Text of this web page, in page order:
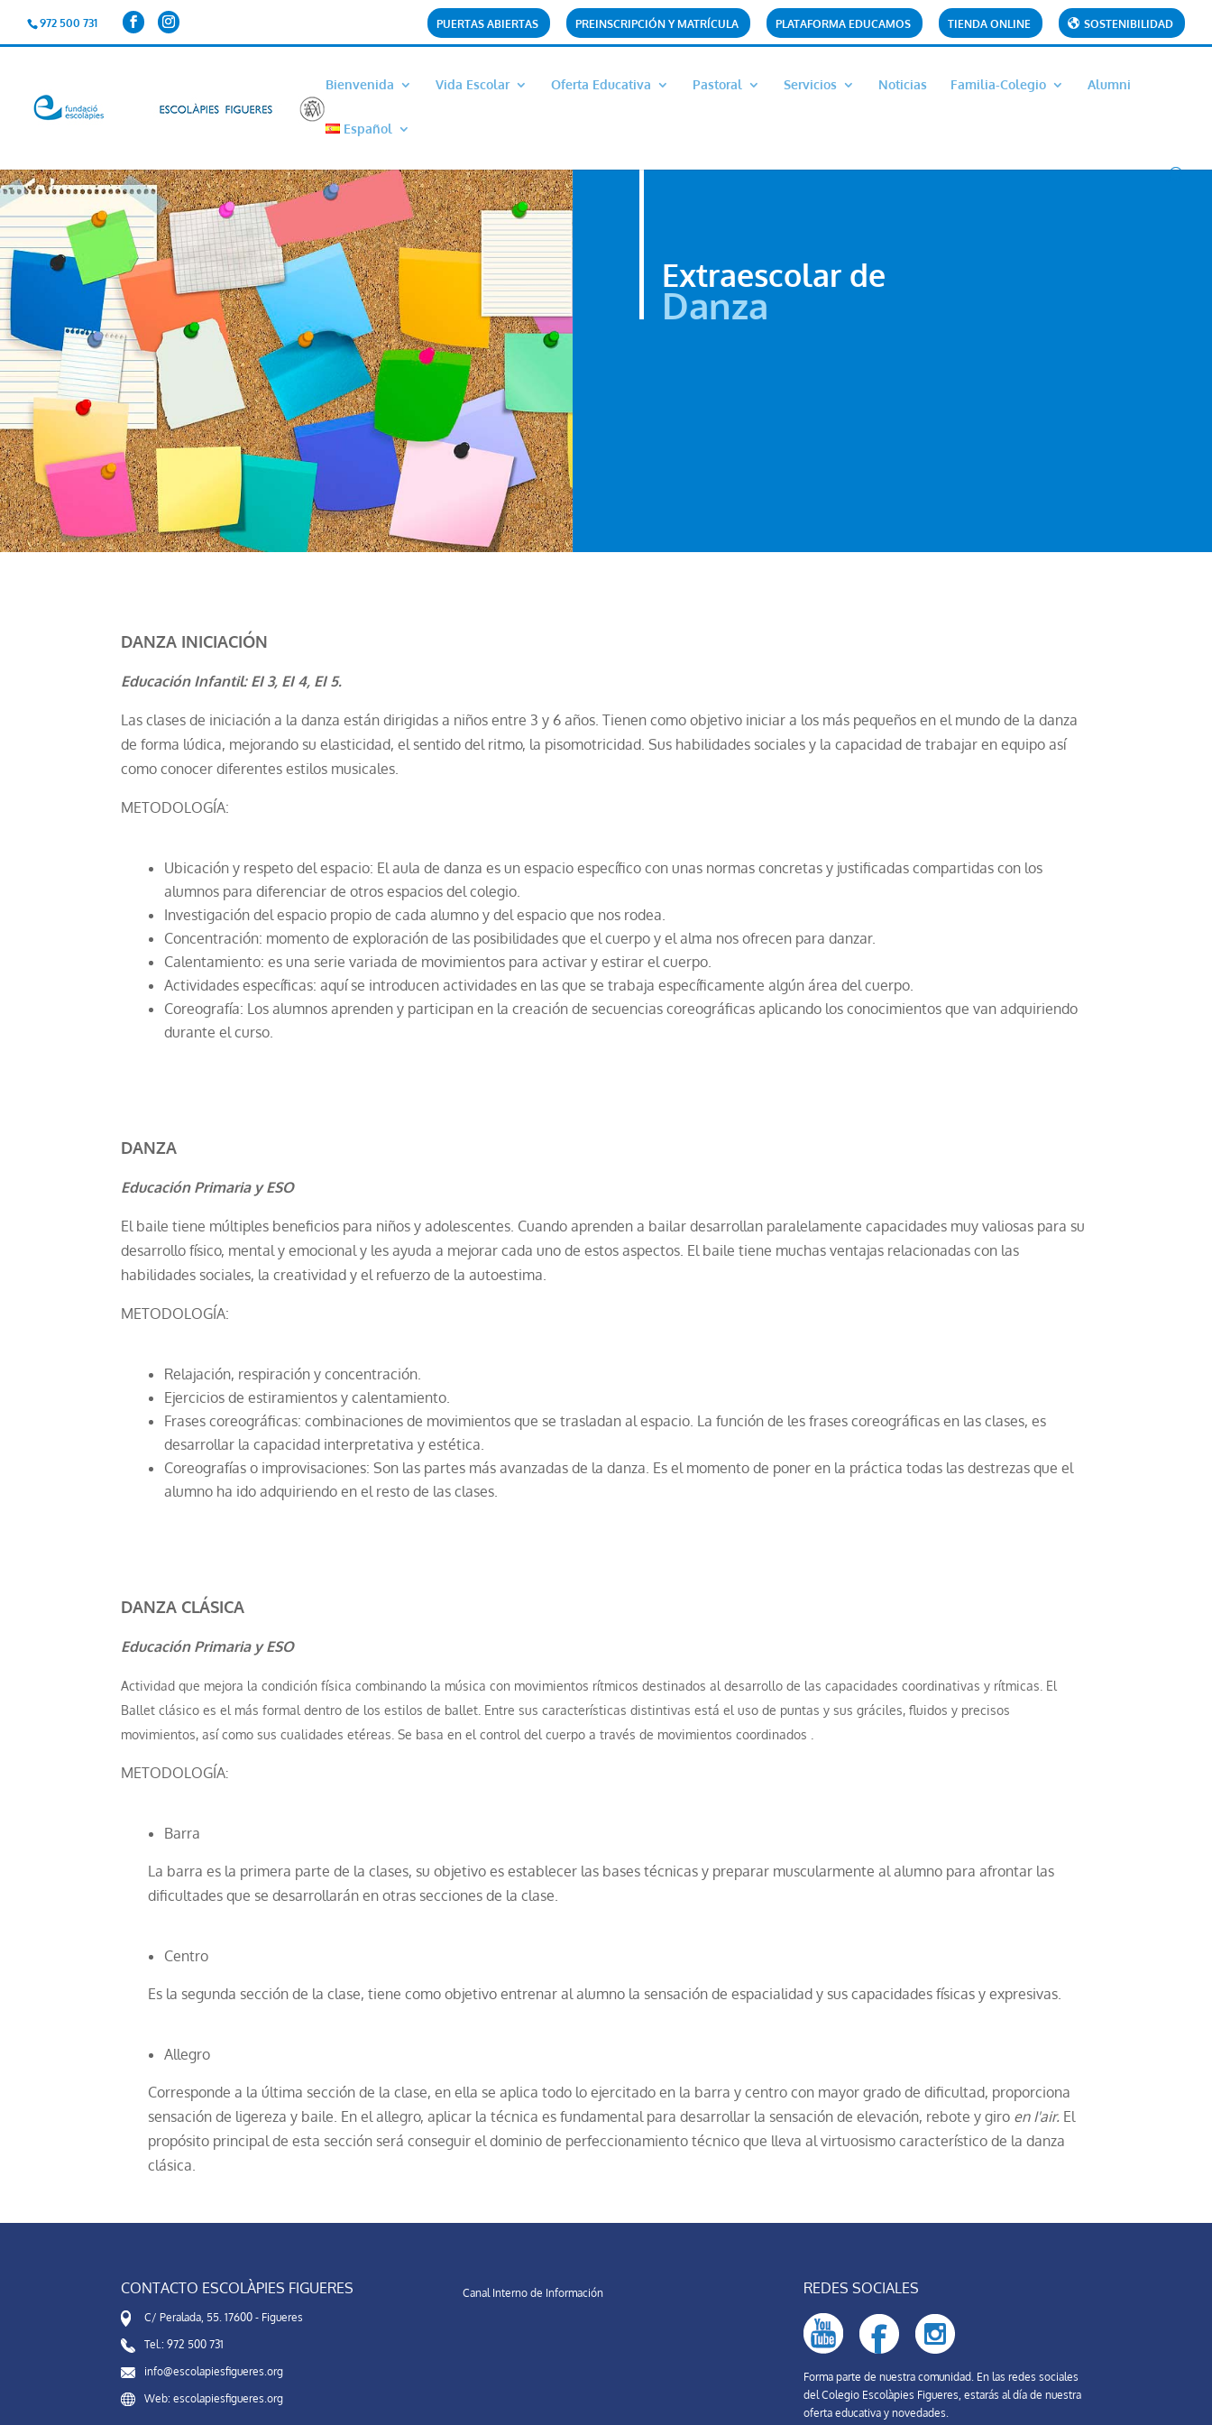
972 500 731 PUERTAS ABIERTAS PREINSCRIPCIÓN Y MATRÍCULA PLATAFORMA EDUCAMOS TIENDA ONLINE SOSTENIBILIDAD
Bienvenida Vida Escolar Oferta Educativa Pastoral Servicios Noticias Familia-Colegio Alumni
Español
Extraescolar de
Danza
DANZA INICIACIÓN
Educación Infantil: EI 3, EI 4, EI 5.
Las clases de iniciación a la danza están dirigidas a niños entre 3 y 6 años. Tienen como objetivo iniciar a los más pequeños en el mundo de la danza
de forma lúdica, mejorando su elasticidad, el sentido del ritmo, la pisomotricidad. Sus habilidades sociales y la capacidad de trabajar en equipo así
como conocer diferentes estilos musicales.
METODOLOGÍA:
Ubicación y respeto del espacio: El aula de danza es un espacio específico con unas normas concretas y justificadas compartidas con los
alumnos para diferenciar de otros espacios del colegio.
Investigación del espacio propio de cada alumno y del espacio que nos rodea.
Concentración: momento de exploración de las posibilidades que el cuerpo y el alma nos ofrecen para danzar.
Calentamiento: es una serie variada de movimientos para activar y estirar el cuerpo.
Actividades específicas: aquí se introducen actividades en las que se trabaja específicamente algún área del cuerpo.
Coreografía: Los alumnos aprenden y participan en la creación de secuencias coreográficas aplicando los conocimientos que van adquiriendo
durante el curso.
DANZA
Educación Primaria y ESO
El baile tiene múltiples beneficios para niños y adolescentes. Cuando aprenden a bailar desarrollan paralelamente capacidades muy valiosas para su
desarrollo físico, mental y emocional y les ayuda a mejorar cada uno de estos aspectos. El baile tiene muchas ventajas relacionadas con las
habilidades sociales, la creatividad y el refuerzo de la autoestima.
METODOLOGÍA:
Relajación, respiración y concentración.
Ejercicios de estiramientos y calentamiento.
Frases coreográficas: combinaciones de movimientos que se trasladan al espacio. La función de les frases coreográficas en las clases, es
desarrollar la capacidad interpretativa y estética.
Coreografías o improvisaciones: Son las partes más avanzadas de la danza. Es el momento de poner en la práctica todas las destrezas que el
alumno ha ido adquiriendo en el resto de las clases.
DANZA CLÁSICA
Educación Primaria y ESO
Actividad que mejora la condición física combinando la música con movimientos rítmicos destinados al desarrollo de las capacidades coordinativas y rítmicas. El
Ballet clásico es el más formal dentro de los estilos de ballet. Entre sus características distintivas está el uso de puntas y sus gráciles, fluidos y precisos
movimientos, así como sus cualidades etéreas. Se basa en el control del cuerpo a través de movimientos coordinados .
METODOLOGÍA:
Barra
La barra es la primera parte de la clases, su objetivo es establecer las bases técnicas y preparar muscularmente al alumno para afrontar las
dificultades que se desarrollarán en otras secciones de la clase.
Centro
Es la segunda sección de la clase, tiene como objetivo entrenar al alumno la sensación de espacialidad y sus capacidades físicas y expresivas.
Allegro
Corresponde a la última sección de la clase, en ella se aplica todo lo ejercitado en la barra y centro con mayor grado de dificultad, proporciona
sensación de ligereza y baile. En el allegro, aplicar la técnica es fundamental para desarrollar la sensación de elevación, rebote y giro en I'air. El
propósito principal de esta sección será conseguir el dominio de perfeccionamiento técnico que lleva al virtuosismo característico de la danza
clásica.
CONTACTO ESCOLÀPIES FIGUERES
C/ Peralada, 55. 17600 - Figueres
Tel.: 972 500 731
info@escolapiesfigueres.org
Web: escolapiesfigueres.org
Canal Interno de Información REDES SOCIALES
Forma parte de nuestra comunidad. En las redes sociales
del Colegio Escolàpies Figueres, estarás al día de nuestra
oferta educativa y novedades.